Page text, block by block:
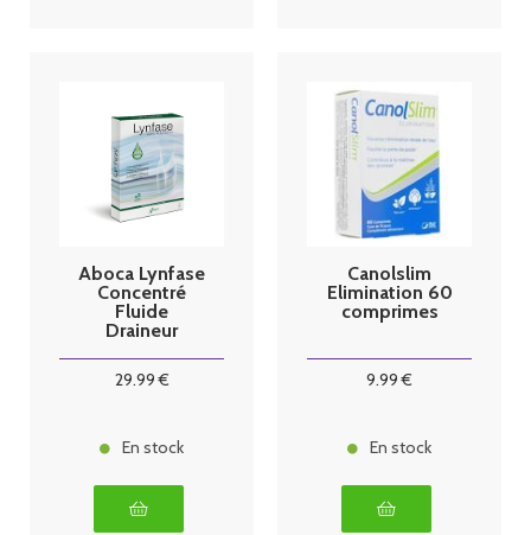
Aboca Lynfase
Concentré
Fluide
Draineur
29.99€
En stock
Canolslim
Elimination 60
comprimes
9.99 €
En stock